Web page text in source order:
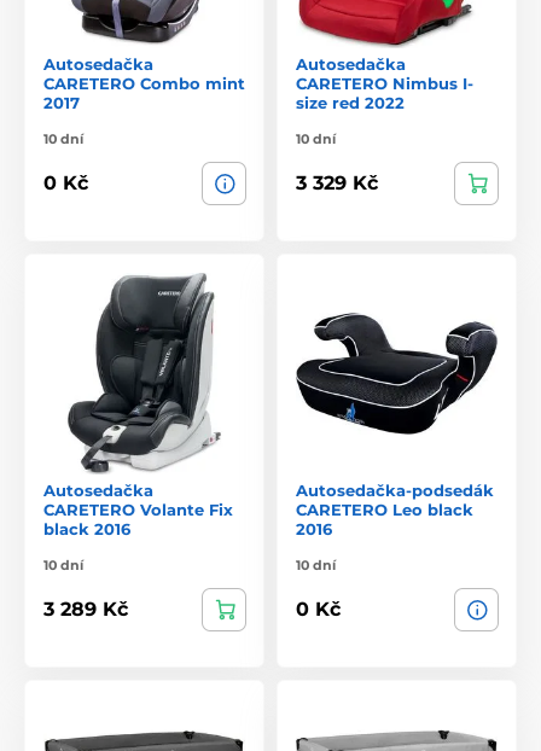
Autosedačka
CARETERO Combo mint
2017
10 dní
0 Kč
Autosedačka
CARETERO Nimbus I-
size red 2022
10 dní
3 329 Kč
Autosedačka
CARETERO Volante Fix
black 2016
10 dní
3 289 Kč
Autosedačka-podsedák
CARETERO Leo black
2016
10 dní
0 Kč